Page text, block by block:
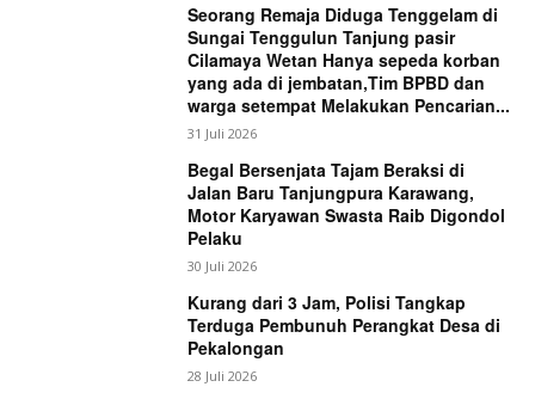
Seorang Remaja Diduga Tenggelam di
Sungai Tenggulun Tanjung pasir
Cilamaya Wetan Hanya sepeda korban
yang ada di jembatan,Tim BPBD dan
warga setempat Melakukan Pencarian...
31 Juli 2026
Begal Bersenjata Tajam Beraksi di
Jalan Baru Tanjungpura Karawang,
Motor Karyawan Swasta Raib Digondol
Pelaku
30 Juli 2026
Kurang dari 3 Jam, Polisi Tangkap
Terduga Pembunuh Perangkat Desa di
Pekalongan
28 Juli 2026